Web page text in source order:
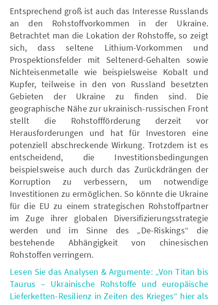
Entsprechend groß ist auch das Interesse Russlands
an den Rohstoffvorkommen in der Ukraine.
Betrachtet man die Lokation der Rohstoffe, so zeigt
sich, dass seltene Lithium-Vorkommen und
Prospektionsfelder mit Seltenerd-Gehalten sowie
Nichteisenmetalle wie beispielsweise Kobalt und
Kupfer, teilweise in den von Russland besetzten
Gebieten der Ukraine zu finden sind. Die
geographische Nähe zur ukrainisch-russischen Front
stellt die Rohstoffförderung derzeit vor
Herausforderungen und hat für Investoren eine
potenziell abschreckende Wirkung. Trotzdem ist es
entscheidend, die Investitionsbedingungen
beispielsweise auch durch das Zurückdrängen der
Korruption zu verbessern, um notwendige
Investitionen zu ermöglichen. So könnte die Ukraine
für die EU zu einem strategischen Rohstoffpartner
im Zuge ihrer globalen Diversifizierungsstrategie
werden und im Sinne des „De-Riskings“ die
bestehende Abhängigkeit von chinesischen
Rohstoffen verringern.
Lesen Sie das Analysen & Argumente: „Von Titan bis
Taurus – Ukrainische Rohstoffe und europäische
Lieferketten-Resilienz in Zeiten des Krieges“ hier als